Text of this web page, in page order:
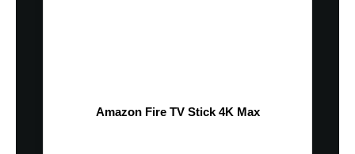
Amazon Fire TV Stick 4K Max